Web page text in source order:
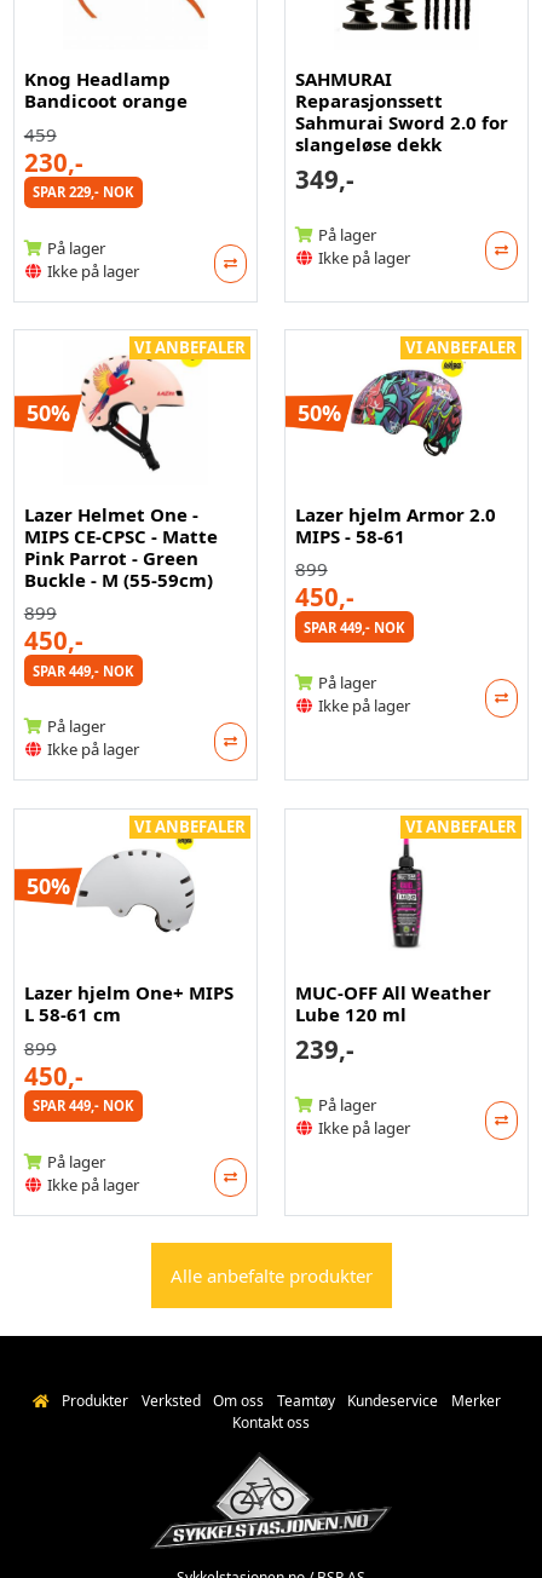
Knog Headlamp
Bandicoot orange
459
230,-
SPAR 229,- NOK
På lager
Ikke på lager
SAHMURAI
Reparasjonssett
Sahmurai Sword 2.0 for
slangeløse dekk
349,-
På lager
Ikke på lager
VI ANBEFALER
50%
Lazer Helmet One -
MIPS CE-CPSC - Matte
Pink Parrot - Green
Buckle - M (55-59cm)
899
450,-
SPAR 449,- NOK
På lager
Ikke på lager
VI ANBEFALER
50%
Lazer hjelm Armor 2.0
MIPS - 58-61
899
450,-
SPAR 449,- NOK
På lager
Ikke på lager
VI ANBEFALER
50%
Lazer hjelm One+ MIPS
L 58-61 cm
899
450,-
SPAR 449,- NOK
På lager
Ikke på lager
VI ANBEFALER
MUC-OFF All Weather
Lube 120 ml
239,-
På lager
Ikke på lager
Alle anbefalte produkter
Produkter Verksted Om oss Teamtøy Kundeservice
Merker
Kontakt oss